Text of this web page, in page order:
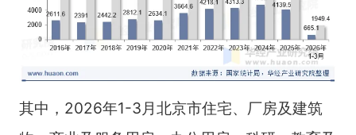
其中，2026年1-3月北京市住宅、厂房及建筑